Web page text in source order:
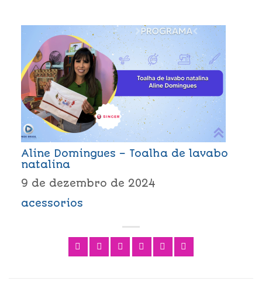
Aline Domingues – Toalha de lavabo
natalina
9 de dezembro de 2024
acessorios